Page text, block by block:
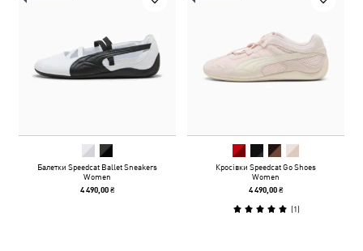
Балетки Speedcat Ballet Sneakers
Women
4 490,00 ₴
Кросівки Speedcat Go Shoes
Women
4 490,00 ₴
(1)